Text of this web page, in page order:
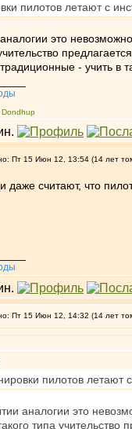
пилотов летают с
это
- учить в
Dondhup
Пт 15 Июн 12, 13:54 (14 лет
даже считают, что
Пт 15 Июн 12, 14:32 (14 лет
пилотов летают
аналогии это
типа